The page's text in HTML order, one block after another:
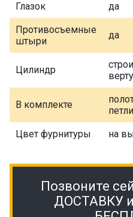
Глазок да
Противосъемные
штыри
да
Цилиндр
В комплекте
Цвет фурнитуры на
Позвоните
ДОСТАВКУ